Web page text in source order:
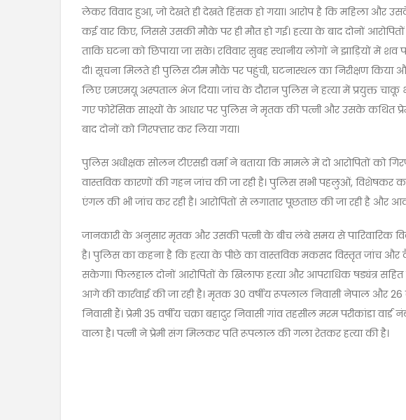
लेकर विवाद हुआ, जो देखते ही देखते हिंसक हो गया। आरोप है कि महिला और
कई वार किए, जिससे उसकी मौके पर ही मौत हो गई। हत्या के बाद दोनों
ताकि घटना को छिपाया जा सके। रविवार सुबह स्थानीय लोगों ने झाड़ियों में
दी। सूचना मिलते ही पुलिस टीम मौके पर पहुंची, घटनास्थल का निरीक्षण
लिए एमएमयू अस्पताल भेज दिया। जांच के दौरान पुलिस ने हत्या में प्रयुक्त चाकू
गए फोरेंसिक साक्ष्यों के आधार पर पुलिस ने मृतक की पत्नी और उसके कथित
बाद दोनों को गिरफ्तार कर लिया गया।
पुलिस अधीक्षक सोलन टीएसडी वर्मा ने बताया कि मामले में दो आरोपितों को
वास्तविक कारणों की गहन जांच की जा रही है। पुलिस सभी पहलुओं, विशेषकर
एंगल की भी जांच कर रही है। आरोपितों से लगातार पूछताछ की जा रही है और
जानकारी के अनुसार मृतक और उसकी पत्नी के बीच लंबे समय से पारिवारिक
है। पुलिस का कहना है कि हत्या के पीछे का वास्तविक मकसद विस्तृत जांच और
सकेगा। फिलहाल दोनों आरोपितों के खिलाफ हत्या और आपराधिक षड्यंत्र
आगे की कार्रवाई की जा रही है। मृतक 30 वर्षीय रूपलाल निवासी नेपाल और 26
निवासी हैं। प्रेमी 35 वर्षीय चक्रा बहादुर निवासी गांव तहसील मरम परीकांडा
वाला है। पत्नी ने प्रेमी संग मिलकर पति रूपलाल की गला रेतकर हत्या की है।